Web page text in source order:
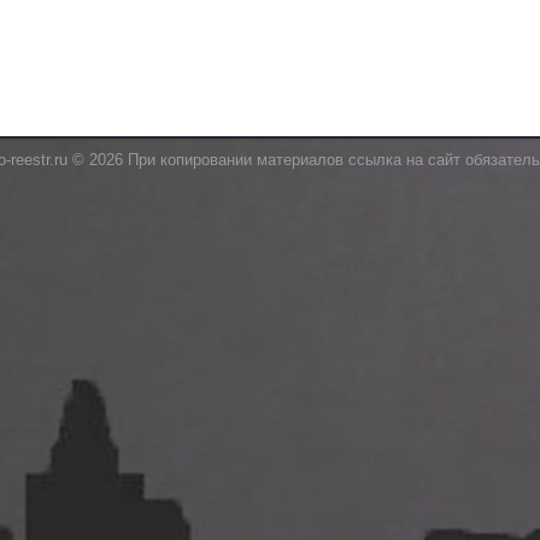
reestr.ru © 2026 При копировании материалов ссылка на сайт